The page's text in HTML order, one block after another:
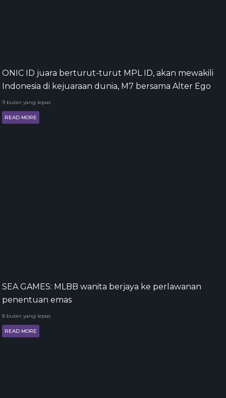
ONIC ID juara berturut-turut MPL ID, akan mewakili
Indonesia di kejuaraan dunia, M7 bersama Alter Ego
9 bulan yang lepas
READ MORE
SEA GAMES: MLBB wanita berjaya ke perlawanan
penentuan emas
8 bulan yang lepas
READ MORE